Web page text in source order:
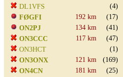
DL1VFS
(4)
FØGFI
192 km
(17)
ON2PJ
134 km
(41)
ON3CCC
117 km
(47)
ON3HCT
(1)
ON3ONX
121 km
(169)
ON4CN
181 km
(25)